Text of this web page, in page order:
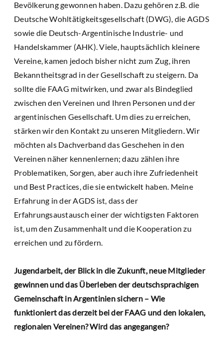
Bevölkerung gewonnen haben. Dazu gehören z.B. die
Deutsche Wohltätigkeitsgesellschaft (DWG), die AGDS
sowie die Deutsch-Argentinische Industrie- und
Handelskammer (AHK). Viele, hauptsächlich kleinere
Vereine, kamen jedoch bisher nicht zum Zug, ihren
Bekanntheitsgrad in der Gesellschaft zu steigern. Da
sollte die FAAG mitwirken, und zwar als Bindeglied
zwischen den Vereinen und Ihren Personen und der
argentinischen Gesellschaft. Um dies zu erreichen,
stärken wir den Kontakt zu unseren Mitgliedern. Wir
möchten als Dachverband das Geschehen in den
Vereinen näher kennenlernen; dazu zählen ihre
Problematiken, Sorgen, aber auch ihre Zufriedenheit
und Best Practices, die sie entwickelt haben. Meine
Erfahrung in der AGDS ist, dass der
Erfahrungsaustausch einer der wichtigsten Faktoren
ist, um den Zusammenhalt und die Kooperation zu
erreichen und zu fördern.
Jugendarbeit, der Blick in die Zukunft, neue Mitglieder
gewinnen und das Überleben der deutschsprachigen
Gemeinschaft in Argentinien sichern – Wie
funktioniert das derzeit bei der FAAG und den lokalen,
regionalen Vereinen? Wird das angegangen?